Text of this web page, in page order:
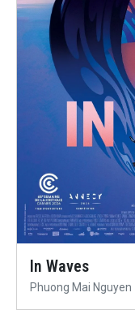
In Waves
Phuong Mai Nguyen